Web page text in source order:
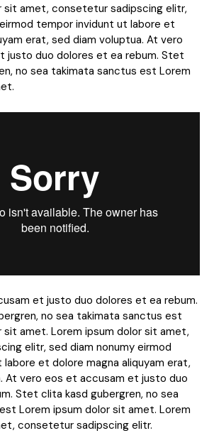
sit amet, consetetur sadipscing elitr,
tempor invidunt ut labore et
erat, sed diam voluptua. At vero
justo duo dolores et ea rebum. Stet
no sea takimata sanctus est Lorem
et justo duo dolores et ea rebum.
no sea takimata sanctus est
sit amet. Lorem ipsum dolor sit amet,
elitr, sed diam nonumy eirmod
et dolore magna aliquyam erat,
At vero eos et accusam et justo duo
Stet clita kasd gubergren, no sea
Lorem ipsum dolor sit amet. Lorem
consetetur sadipscing elitr.